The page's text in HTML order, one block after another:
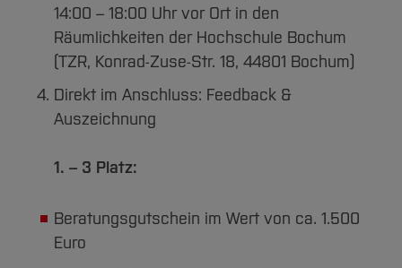
14:00 – 18:00 Uhr vor Ort in den
Räumlichkeiten der Hochschule Bochum
(TZR, Konrad-Zuse-Str. 18, 44801 Bochum)
Direkt im Anschluss: Feedback &
Auszeichnung
1. – 3 Platz:
Beratungsgutschein im Wert von ca. 1.500
Euro